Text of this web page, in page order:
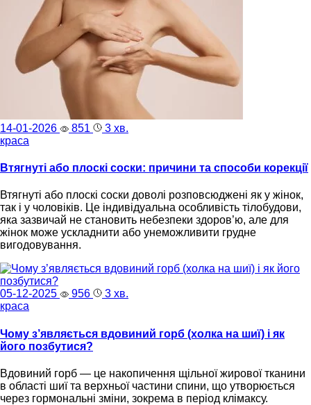
14-01-2026 851
3 хв.
краса
Втягнуті або плоскі соски: причини та способи корекції
Втягнуті або плоскі соски доволі розповсюджені як у жінок,
так і у чоловіків. Це індивідуальна особливість тілобудови,
яка зазвичай не становить небезпеки здоров’ю, але для
жінок може ускладнити або унеможливити грудне
вигодовування.
05-12-2025 956
3 хв.
краса
Чому з’являється вдовиний горб (холка на шиї) і як
його позбутися?
Вдовиний горб — це накопичення щільної жирової тканини
в області шиї та верхньої частини спини, що утворюється
через гормональні зміни, зокрема в період клімаксу.